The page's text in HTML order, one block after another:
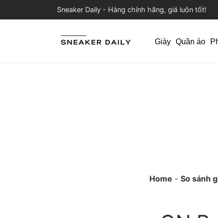
Sneaker Daily - Hàng chính hãng, giá luôn tốt!
Giày Quần áo
Home - So sánh